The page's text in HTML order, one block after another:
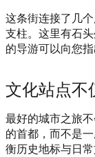
这条街连接了几
支柱。这里有石
的导游可以向您
文化站点不
最好的城市之旅
的首都，而不是
衡历史地标与日